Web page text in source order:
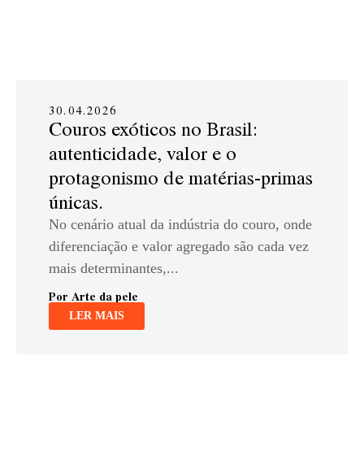
30.04.2026
Couros exóticos no Brasil:
autenticidade, valor e o
protagonismo de matérias-primas
únicas.
No cenário atual da indústria do couro, onde
diferenciação e valor agregado são cada vez
mais determinantes,...
Por Arte da pele
LER MAIS